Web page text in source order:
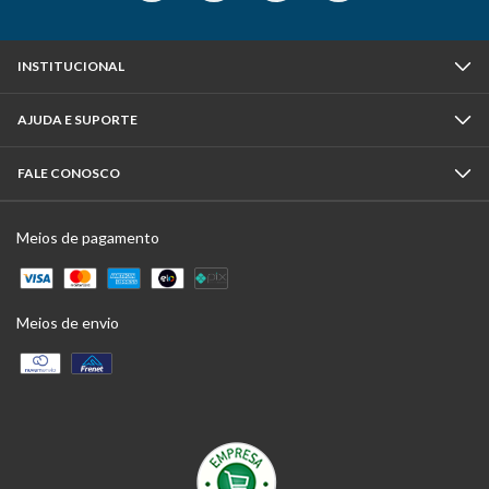
INSTITUCIONAL
AJUDA E SUPORTE
FALE CONOSCO
Meios de pagamento
Meios de envio